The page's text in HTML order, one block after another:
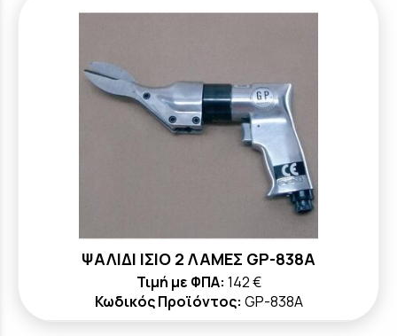
ΨΑΛΙΔΙ ΙΣΙΟ 2 ΛΑΜΕΣ GP-838A
Τιμή με ΦΠΑ: 142 €
Κωδικός Προϊόντος: GP-838A